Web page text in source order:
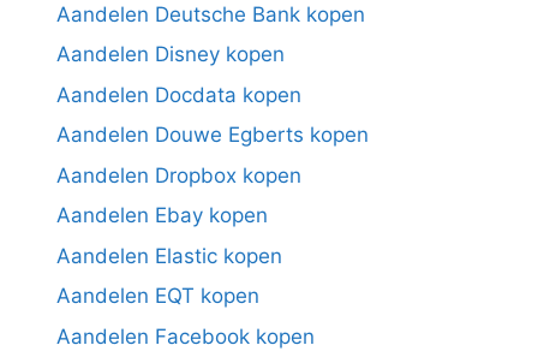
Aandelen Deutsche Bank kopen
Aandelen Disney kopen
Aandelen Docdata kopen
Aandelen Douwe Egberts kopen
Aandelen Dropbox kopen
Aandelen Ebay kopen
Aandelen Elastic kopen
Aandelen EQT kopen
Aandelen Facebook kopen